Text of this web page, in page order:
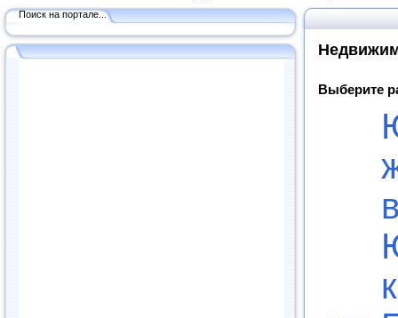
Поиск на портале...
Выберите